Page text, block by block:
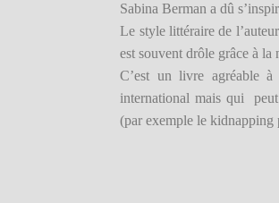
Sabina Berman a dû
Le style littéraire de
est souvent drôle grâce à
C’est un livre agréable
international mais qui peut
(par exemple le